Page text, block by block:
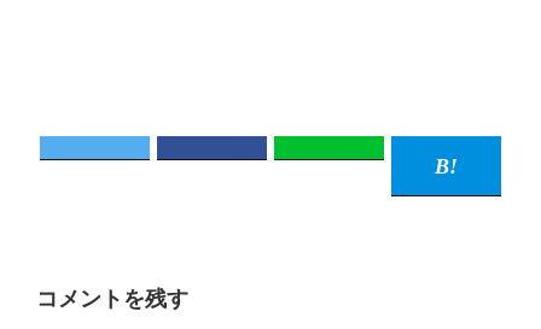
コメントを残す